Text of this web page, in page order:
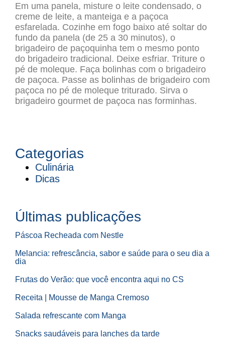
Em uma panela, misture o leite condensado, o
creme de leite, a manteiga e a paçoca
esfarelada. Cozinhe em fogo baixo até soltar do
fundo da panela (de 25 a 30 minutos), o
brigadeiro de paçoquinha tem o mesmo ponto
do brigadeiro tradicional. Deixe esfriar. Triture o
pé de moleque. Faça bolinhas com o brigadeiro
de paçoca. Passe as bolinhas de brigadeiro com
paçoca no pé de moleque triturado. Sirva o
brigadeiro gourmet de paçoca nas forminhas.
Categorias
Culinária
Dicas
Últimas publicações
Páscoa Recheada com Nestle
Melancia: refrescância, sabor e saúde para o seu dia a
dia
Frutas do Verão: que você encontra aqui no CS
Receita | Mousse de Manga Cremoso
Salada refrescante com Manga
Snacks saudáveis para lanches da tarde